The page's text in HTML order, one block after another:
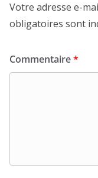
Votre adresse e-
obligatoires sont
Commentaire*